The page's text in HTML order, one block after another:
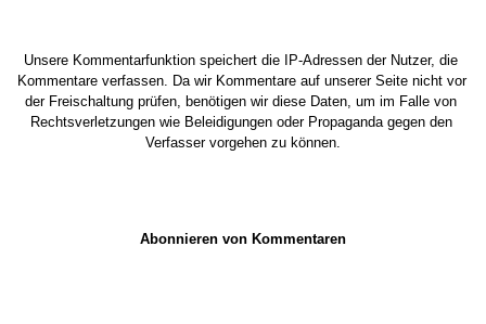
Unsere Kommentarfunktion speichert die IP-Adressen der Nutzer, die
Kommentare verfassen. Da wir Kommentare auf unserer Seite nicht vor
der Freischaltung prüfen, benötigen wir diese Daten, um im Falle von
Rechtsverletzungen wie Beleidigungen oder Propaganda gegen den
Verfasser vorgehen zu können.
Abonnieren von Kommentaren